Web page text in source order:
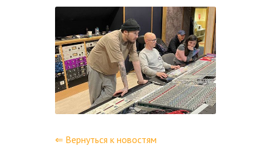
⇐ Вернуться к новостям